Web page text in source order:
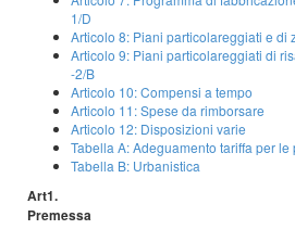
1/D
Articolo 8: Piani particolareggiati e di
Articolo 9: Piani particolareggiati di
-2/B
Articolo 10:Compensi a tempo
Articolo 11:Spese da rimborsare
Articolo 12: Disposizioni varie
Tabella A:Adeguamento tariffa per
Tabella B: Urbanistica
Art1.
Premessa